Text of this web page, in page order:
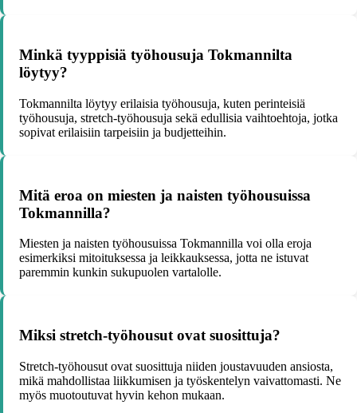
Minkä tyyppisiä työhousuja Tokmannilta
löytyy?
Tokmannilta löytyy erilaisia työhousuja, kuten perinteisiä
työhousuja, stretch-työhousuja sekä edullisia vaihtoehtoja, jotka
sopivat erilaisiin tarpeisiin ja budjetteihin.
Mitä eroa on miesten ja naisten työhousuissa
Tokmannilla?
Miesten ja naisten työhousuissa Tokmannilla voi olla eroja
esimerkiksi mitoituksessa ja leikkauksessa, jotta ne istuvat
paremmin kunkin sukupuolen vartalolle.
Miksi stretch-työhousut ovat suosittuja?
Stretch-työhousut ovat suosittuja niiden joustavuuden ansiosta,
mikä mahdollistaa liikkumisen ja työskentelyn vaivattomasti. Ne
myös muotoutuvat hyvin kehon mukaan.